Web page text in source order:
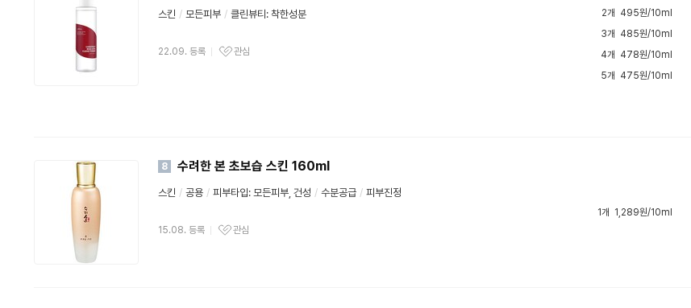
스킨 / 모든피부 / 클린뷰티 : 착한성분
22.09. 등록 관심
2개
495원/10ml
3개
485원/10ml
4개
478원/10ml
5개 475원/10ml
8 수려한 본 초보습 스킨 160ml
스킨 / 공용 / 피부타입: 모든피부, 건성 / 수분공급 / 피부진정
15.08. 등록 관심
1개 1,289원/10ml